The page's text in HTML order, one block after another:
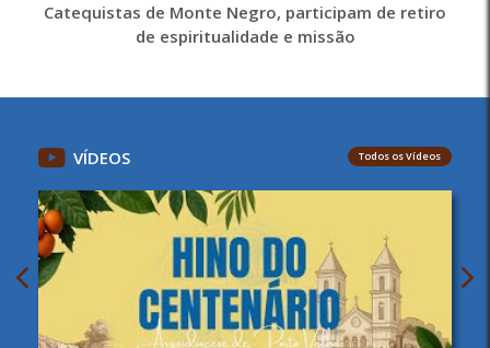
Catequistas de Monte Negro, participam de retiro
de espiritualidade e missão
VÍDEOS Todos os Vídeos